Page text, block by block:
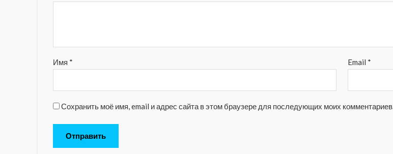
Имя * Email *
Сохранить моё имя, email и адрес сайта в этом браузере для последующих моих комментариев.